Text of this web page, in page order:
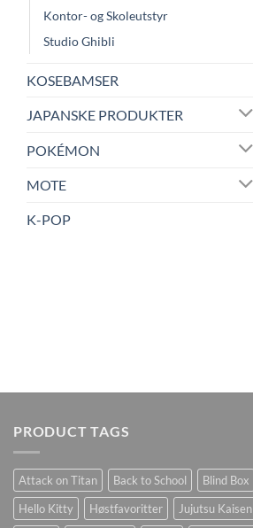
Kontor- og Skoleutstyr
Studio Ghibli
KOSEBAMSER
JAPANSKE PRODUKTER
POKÉMON
MOTE
K-POP
PRODUCT TAGS
Attack on Titan Back to School Blind Box
Hello Kitty
Høstfavoritter Jujutsu Kaisen